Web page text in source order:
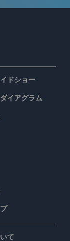
ドショー
イアグラム
て